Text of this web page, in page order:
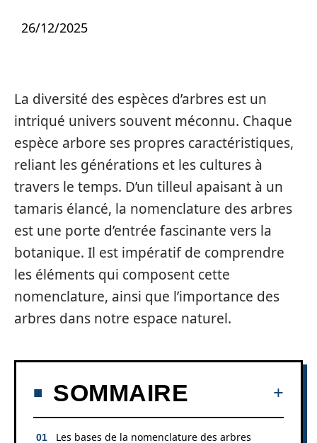
26/12/2025
La diversité des espèces d’arbres est un
intriqué univers souvent méconnu. Chaque
espèce arbore ses propres caractéristiques,
reliant les générations et les cultures à
travers le temps. D’un tilleul apaisant à un
tamaris élancé, la nomenclature des arbres
est une porte d’entrée fascinante vers la
botanique. Il est impératif de comprendre
les éléments qui composent cette
nomenclature, ainsi que l’importance des
arbres dans notre espace naturel.
SOMMAIRE
Les bases de la nomenclature des arbres